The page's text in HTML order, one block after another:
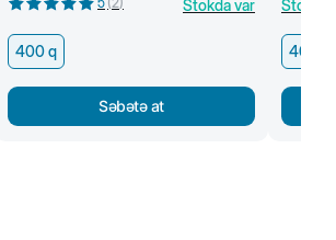
Stokda var
400 q
Səbətə at
Stokda
400 q